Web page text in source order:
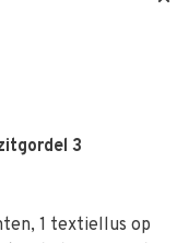
3
1 textiellus op